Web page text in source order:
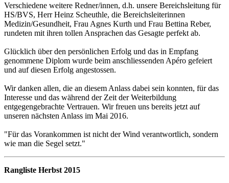
Verschiedene weitere Redner/innen, d.h. unsere Bereichsleitung für
HS/BVS, Herr Heinz Scheuthle, die Bereichsleiterinnen
Medizin/Gesundheit, Frau Agnes Kurth und Frau Bettina Reber,
rundeten mit ihren tollen Ansprachen das Gesagte perfekt ab.
Glücklich über den persönlichen Erfolg und das in Empfang
genommene Diplom wurde beim anschliessenden Apéro gefeiert
und auf diesen Erfolg angestossen.
Wir danken allen, die an diesem Anlass dabei sein konnten, für das
Interesse und das während der Zeit der Weiterbildung
entgegengebrachte Vertrauen. Wir freuen uns bereits jetzt auf
unseren nächsten Anlass im Mai 2016.
"Für das Vorankommen ist nicht der Wind verantwortlich, sondern
wie man die Segel setzt."
Rangliste Herbst 2015